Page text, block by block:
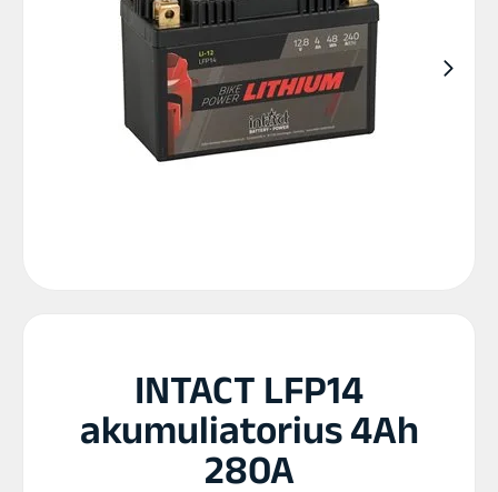
INTACT LFP14
akumuliatorius 4Ah
280A